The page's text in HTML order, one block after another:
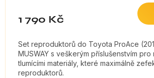
1 790 Kč
Set reproduktorů do Toyota ProAce
MUSWAY s veškerým příslušenstvím pro
tlumícími materiály, které maximálně
reproduktorů.